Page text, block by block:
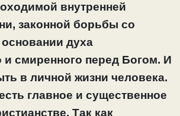
внутренней
законной борьбы со
духа
и смиренного перед Богом. И
в личной жизни человека.
главное и существенное
Так как